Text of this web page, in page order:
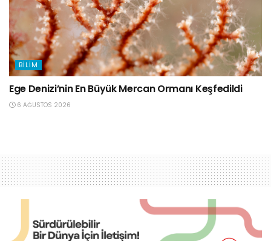
BILIM
Ege Denizi’nin En Büyük Mercan Ormanı Keşfedildi
6 AĞUSTOS 2026